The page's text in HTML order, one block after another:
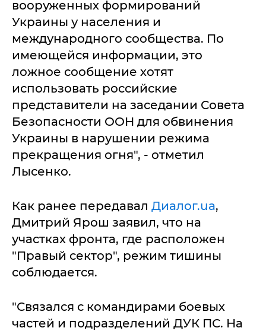
вооруженных формирований
Украины у населения и
международного сообщества. По
имеющейся информации, это
ложное сообщение хотят
использовать российские
представители на заседании Совета
Безопасности ООН для обвинения
Украины в нарушении режима
прекращения огня", - отметил
Лысенко.
Как ранее передавал Диалог.ua,
Дмитрий Ярош заявил, что на
участках фронта, где расположен
"Правый сектор", режим тишины
соблюдается.
"Связался с командирами боевых
частей и подразделений ДУК ПС. На